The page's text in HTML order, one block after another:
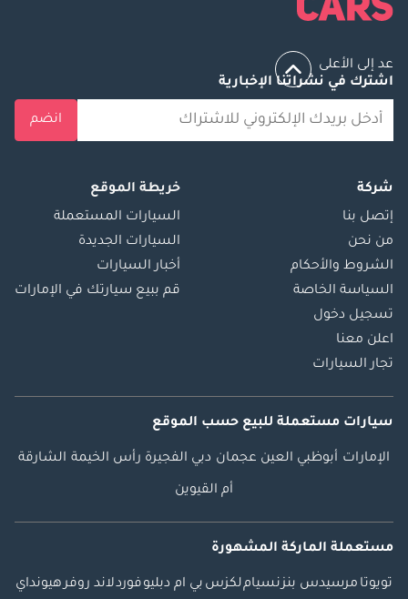
عد إلى الأعلى
اشترك في نشراتنا الإخبارية
انضم
شركة
إتصل بنا
من نحن
الشروط والأحكام
السياسة الخاصة
تسجيل دخول
اعلن معنا
تجار السيارات
خريطة الموقع
السيارات المستعملة
السيارات الجديدة
أخبار السيارات
قم ببيع سيارتك في الإمارات
سيارات مستعملة للبيع حسب الموقع
الإمارات أبوظبي العين عجمان دبي الفجيرة رأس الخيمة الشارقة
أم القيوين
مستعملة الماركة المشهورة
تويوتا مرسيدس بنزنسياملكزس بي ام دبليوفوردلاند روفرهيونداي